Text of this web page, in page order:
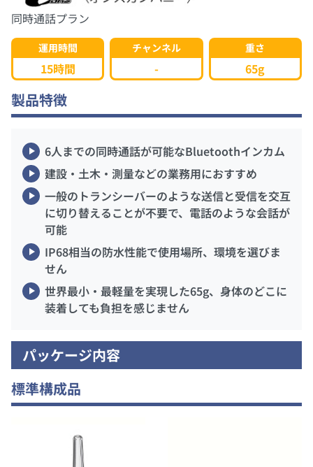
同時通話プラン
運用時間
15時間
チャンネル
-
重さ
65g
製品特徴
6人までの同時通話が可能なBluetoothインカム
建設・土木・測量などの業務用におすすめ
一般のトランシーバーのような送信と受信を交互
に切り替えることが不要で、電話のような会話が
可能
IP68相当の防水性能で使用場所、環境を選びま
せん
世界最小・最軽量を実現した65g、身体のどこに
装着しても負担を感じません
パッケージ内容
標準構成品